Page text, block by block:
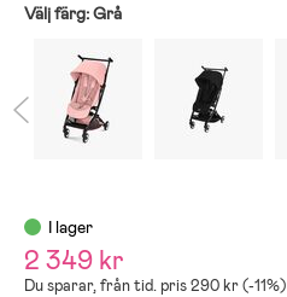
Välj färg:Grå
I lager
2 349 kr
Du sparar, från tid. pris 290 kr (-11%)